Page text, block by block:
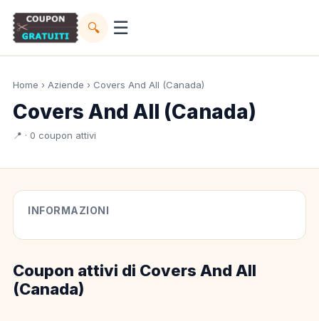
🔍 ☰
Home › Aziende › Covers And All (Canada)
Covers And All (Canada)
📍 · 0 coupon attivi
INFORMAZIONI
Coupon attivi di Covers And All
(Canada)